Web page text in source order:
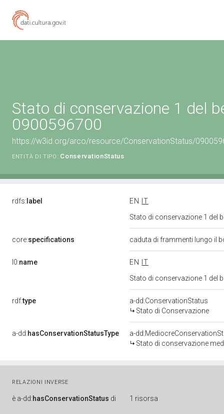
Stato di conservazione 1 del
0900596700
https://w3id.org/arco/resource/ConservationStatus/
ENTITÀ DI TIPO: ConservationStatus
rdfs: label EN
IT
Stato di conservazione 1 del
core:specifications caduta di frammenti lungo il
l0:name EN
IT
Stato di conservazione 1 del
rdf:type
a-dd:ConservationStatus
Stato di Conservazione
a-dd:hasConservationStatusType
a-
Stato di conservazione
RELAZIONI INVERSE
è a-dd:hasConservationStatus di 1 risorsa